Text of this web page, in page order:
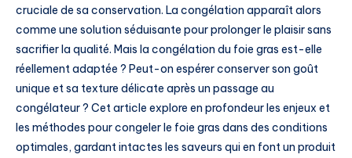
cruciale de sa conservation. La congélation apparaît alors
comme une solution séduisante pour prolonger le plaisir sans
sacrifier la qualité. Mais la congélation du foie gras est-elle
réellement adaptée ? Peut-on espérer conserver son goût
unique et sa texture délicate après un passage au
congélateur ? Cet article explore en profondeur les enjeux et
les méthodes pour congeler le foie gras dans des conditions
optimales, gardant intactes les saveurs qui en font un produit